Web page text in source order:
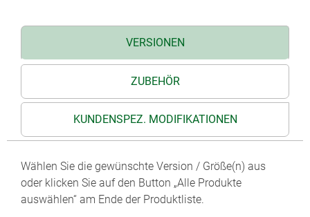
VERSIONEN
ZUBEHÖR
KUNDENSPEZ. MODIFIKATIONEN
Wählen Sie die gewünschte Version / Größe(n) aus
oder klicken Sie auf den Button „Alle Produkte
auswählen“ am Ende der Produktliste.